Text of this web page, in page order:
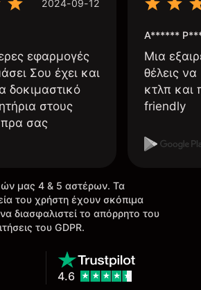
2024-09-12
εφαρμογές
Σου έχει και
δοκιμαστικό
στους
σας
A******
Μια
θέλεις
κτλπ και
friendly
μας 4 & 5 αστέρων. Τα
του χρήστη έχουν σκόπιμα
διασφαλιστεί το απόρρητο του
του GDPR.
4.6